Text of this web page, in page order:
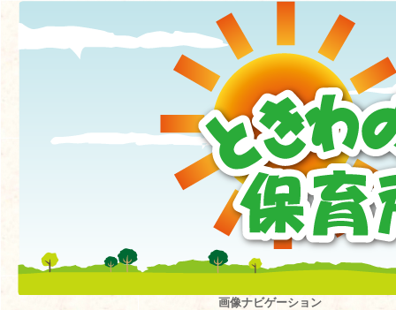
画像ナビゲーション